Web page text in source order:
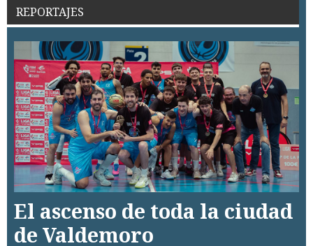
REPORTAJES
El ascenso de toda la ciudad
de Valdemoro